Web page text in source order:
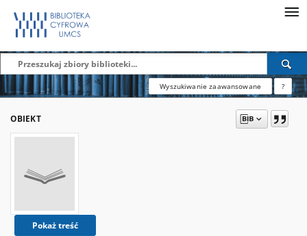
Wyszukiwanie zaawansowane ?
OBIEKT
Pokaż treść